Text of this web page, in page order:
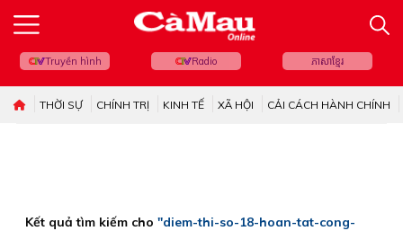
Truyền hình Radio ភាសាខ្មែរ
THỜI SỰ CHÍNH TRỊ KINH TẾ XÃ HỘI CẢI CÁCH HÀNH CHÍNH
Kết quả tìm kiếm cho "diem-thi-so-18-hoan-tat-cong-